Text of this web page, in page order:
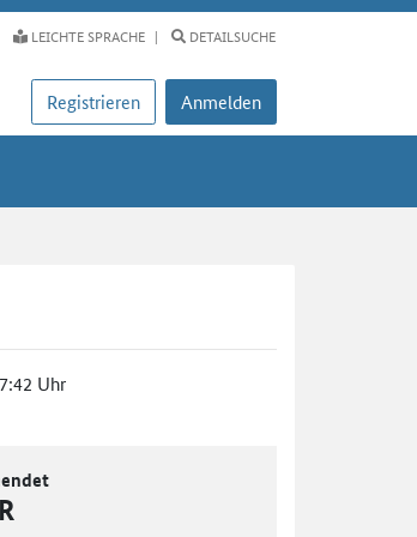
LEICHTE SPRACHE DETAILSUCHE
Registrieren Anmelden
Uhr